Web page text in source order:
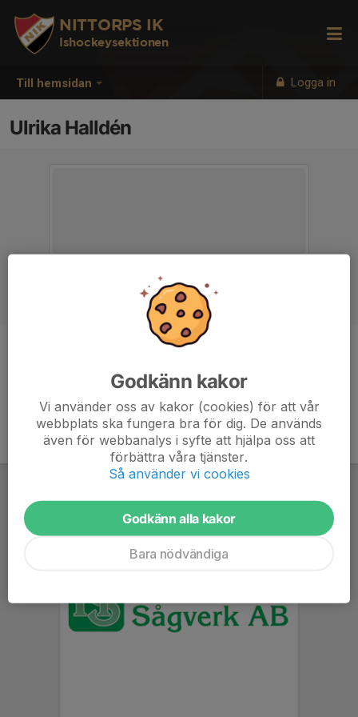
Till hemsidan Logga in
NITTORPS IK
Ishockeysektionen
Ulrika Halldén
Godkänn kakor
Vi använder oss av kakor (cookies) för att vår
webbplats ska fungera bra för dig. De används
även för webbanalys i syfte att hjälpa oss att
förbättra våra tjänster.
Så använder vi cookies
Godkänn alla kakor
Bara nödvändiga